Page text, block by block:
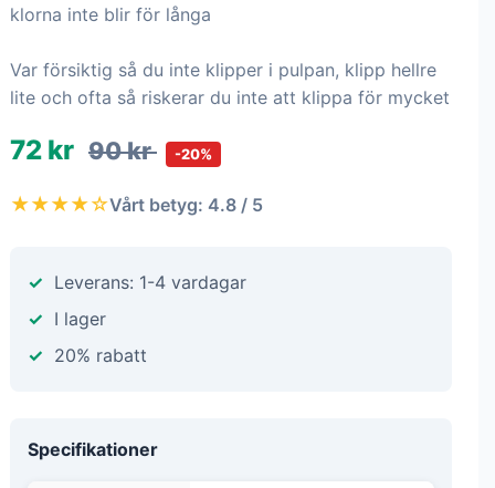
klorna inte blir för långa
Var försiktig så du inte klipper i pulpan, klipp hellre
lite och ofta så riskerar du inte att klippa för mycket
72 kr 90 kr -20%
★★★★☆Vårt betyg: 4.8 / 5
Leverans: 1-4 vardagar
I lager
20% rabatt
Specifikationer